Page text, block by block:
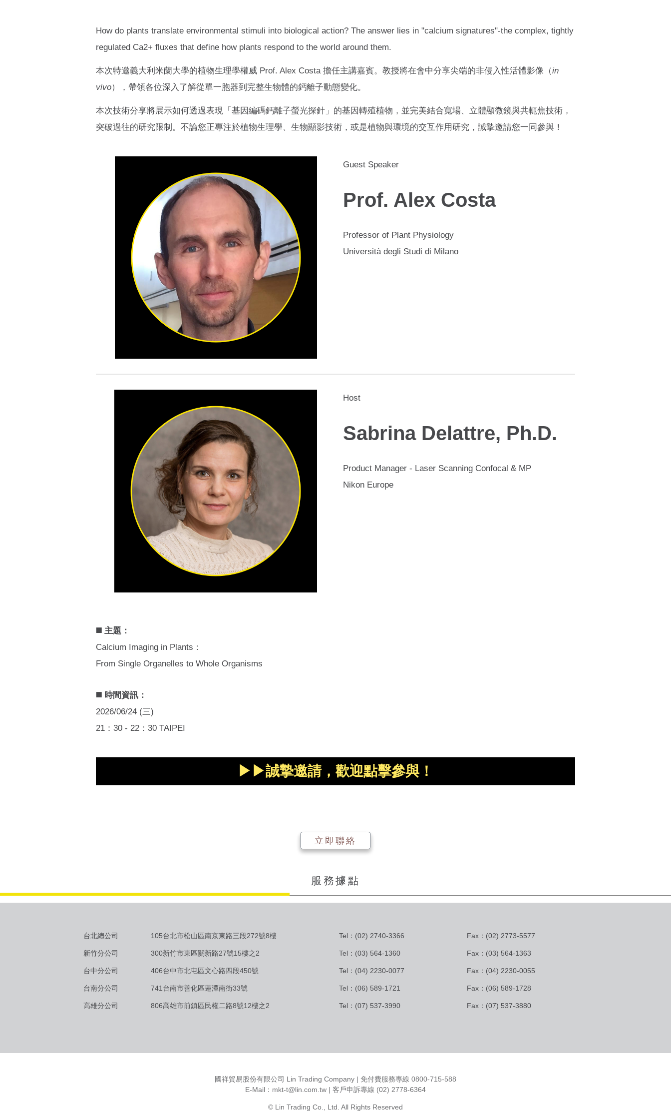
How do plants translate environmental stimuli into biological action? The answer lies in "calcium signatures"-the complex, tightly
regulated Ca2+ fluxes that define how plants respond to the world around them.
本次特邀義大利米蘭大學的植物生理學權威 Prof. Alex Costa 擔任主講嘉賓。教授將在會中分享尖端的非侵入性活體影像（in
vivo），帶領各位深入了解從單一胞器到完整生物體的鈣離子動態變化。
本次技術分享將展示如何透過表現「基因編碼鈣離子螢光探針」的基因轉殖植物，並完美結合寬場、立體顯微鏡與共軛焦技術，
突破過往的研究限制。不論您正專注於植物生理學、生物顯影技術，或是植物與環境的交互作用研究，誠摯邀請您一同參與！
Guest Speaker
Prof. Alex Costa
Professor of Plant Physiology
Università degli Studi di Milano
Host
Sabrina Delattre, Ph.D.
Product Manager - Laser Scanning Confocal & MP
Nikon Europe
◼️ 主題：
Calcium Imaging in Plants：
From Single Organelles to Whole Organisms
◼️ 時間資訊：
2026/06/24 (三)
21：30 - 22：30 TAIPEI
▶▶誠摯邀請，歡迎點擊參與！
立即聯絡
服務據點
台北總公司 105台北市松山區南京東路三段272號8樓 Tel：(02) 2740-3366 Fax：(02) 2773-5577
新竹分公司 300新竹市東區關新路27號15樓之2 Tel：(03) 564-1360 Fax：(03) 564-1363
台中分公司 406台中市北屯區文心路四段450號 Tel：(04) 2230-0077 Fax：(04) 2230-0055
台南分公司 741台南市善化區蓮潭南街33號 Tel：(06) 589-1721 Fax：(06) 589-1728
高雄分公司 806高雄市前鎮區民權二路8號12樓之2 Tel：(07) 537-3990 Fax：(07) 537-3880
國祥貿易股份有限公司 Lin Trading Company | 免付費服務專線 0800-715-588
E-Mail： mkt-t@lin.com.tw | 客戶申訴專線 (02) 2778-6364
© Lin Trading Co., Ltd. All Rights Reserved